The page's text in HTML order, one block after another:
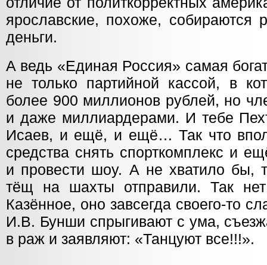
ярославские, похоже, собираются
деньги.
А ведь «Единая Россия» самая
не только партийной кассой, в
более 900 миллионов рублей, но
и даже миллиардерами. И тебе
Исаев, и ещё, и ещё… Так что
средства снять спорткомплекс и
и провести шоу. А не хватило бы,
тёщ на шахты отправили. Так
Казённое, оно завсегда своего-то
И.В. Бунши спрыгивают с ума,
в раж и заявляют: «Танцуют все!!!».